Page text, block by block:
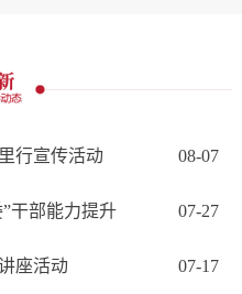
行宣传活动 08-07
干部能力提升 07-27
座活动 07-17